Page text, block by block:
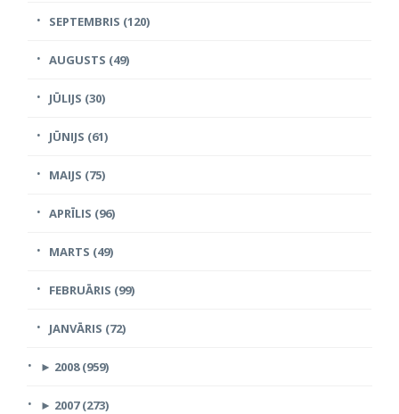
SEPTEMBRIS (120)
AUGUSTS (49)
JŪLIJS (30)
JŪNIJS (61)
MAIJS (75)
APRĪLIS (96)
MARTS (49)
FEBRUĀRIS (99)
JANVĀRIS (72)
► 2008 (959)
► 2007 (273)